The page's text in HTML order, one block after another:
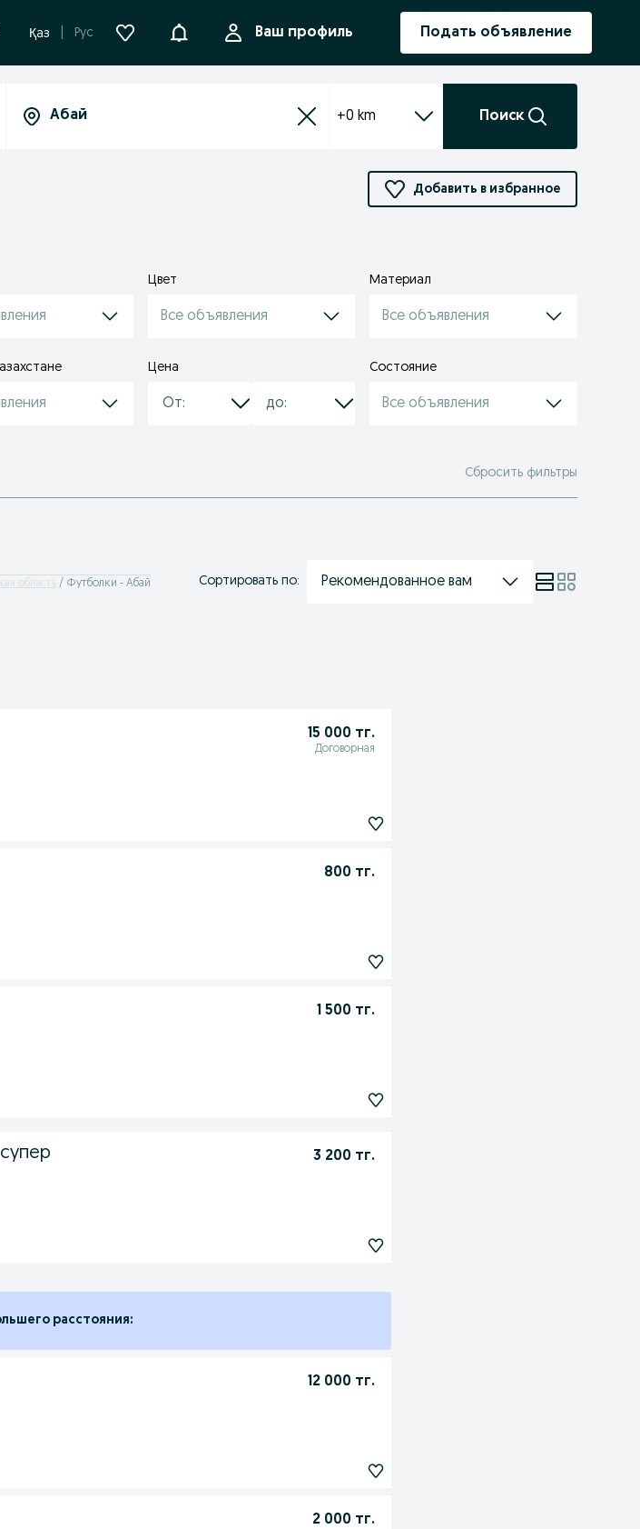
Қаз Рус УведомленияВаш профиль Подать объявление
+0 km Поиск
Добавить в избранное
Цвет
Все объявления
Материал
Все объявления
Цена Состояние
Все объявления
Сбросить фильтры
область Футболки - Абай Сортировать по: Рекомендованное вам
15 000 тг.
Договорная
800 тг.
1 500 тг.
3 200 тг.
расстояния:
12 000 тг.
2 000 тг.